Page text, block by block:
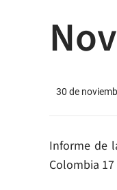
30 de
Informe de
Colombia